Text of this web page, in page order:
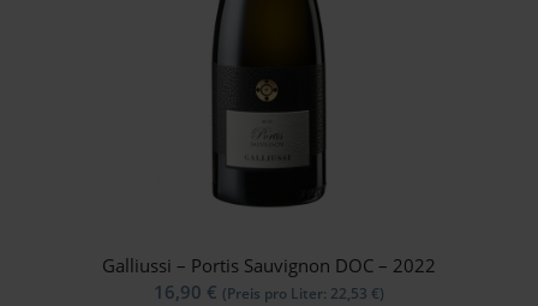
Galliussi – Portis Sauvignon DOC – 2022
16,90 € (Preis pro Liter: 22,53 €)